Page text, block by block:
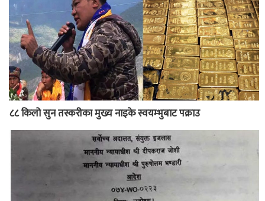
८८ किलो सुन तस्करीका मुख्य नाइके स्वयम्भुबाट पक्राउ